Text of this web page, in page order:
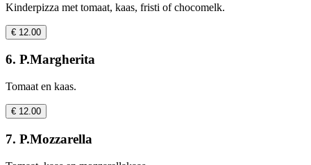
Kinderpizza met tomaat, kaas, fristi of chocomelk.
€ 12.00
6. P.Margherita
Tomaat en kaas.
€ 12.00
7. P.Mozzarella